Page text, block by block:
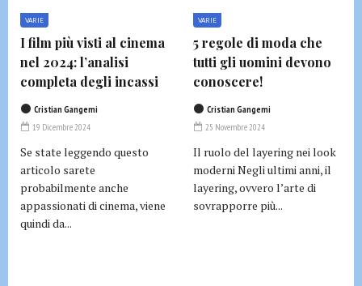
VARIE
I film più visti al cinema
nel 2024: l’analisi
completa degli incassi
Cristian Gangemi
19 Dicembre 2024
Se state leggendo questo
articolo sarete
probabilmente anche
appassionati di cinema, viene
quindi da...
VARIE
5 regole di moda che
tutti gli uomini devono
conoscere!
Cristian Gangemi
25 Novembre 2024
Il ruolo del layering nei look
moderni Negli ultimi anni, il
layering, ovvero l’arte di
sovrapporre più...